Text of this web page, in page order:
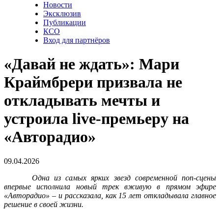
Новости
Эксклюзив
Публикации
КСО
Вход для партнёров
«Давай не ждать»: Мари
Краймбрери призвала не
откладывать мечты и
устроила live-премьеру на
«Авторадио»
09.04.2026
Одна из самых ярких звезд современной поп-сцены
впервые исполнила новый трек вживую в прямом эфире
«Авторадио» – и рассказала, как 15 лет откладывала главное
решение в своей жизни.